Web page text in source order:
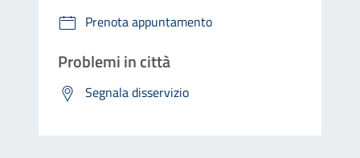
Prenota appuntamento
Problemi in città
Segnala disservizio